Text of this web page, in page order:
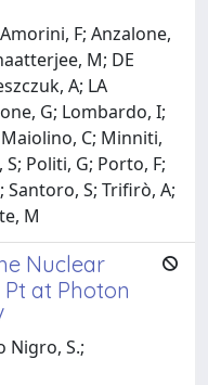
F; Anzalone,
M; DE
A; LA
G; Lombardo, I;
C; Minniti,
Politi, G; Porto, F;
Santoro, S; Trifirò, A;
M
Nuclear
Pt at Photon
Nigro, S.;